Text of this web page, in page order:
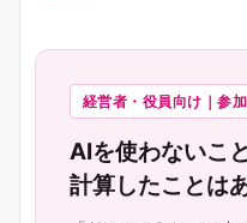
経営者・役員向け｜参
AIを使わないこ
計算したことは